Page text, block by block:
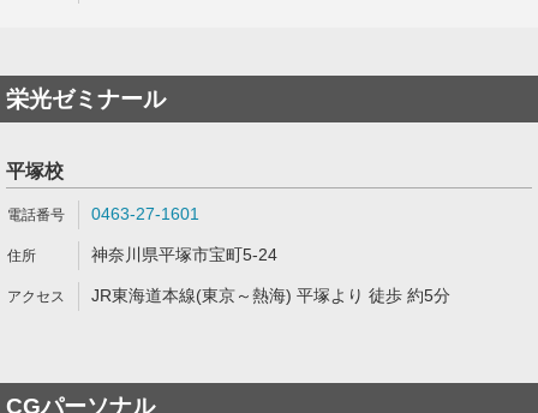
栄光ゼミナール
平塚校
0463-27-1601
神奈川県平塚市宝町5-24
JR東海道本線(東京～熱海) 平塚より 徒歩 約5分
CGパーソナル